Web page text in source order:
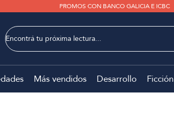
PROMOS CON BANCO GALICIA E ICBC
Más vendidos Desarrollo Ficción